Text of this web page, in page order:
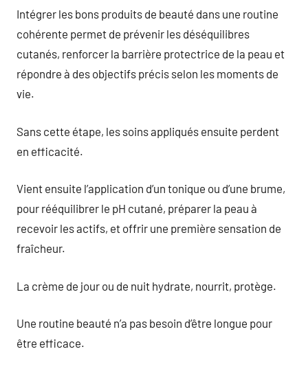
Intégrer les bons produits de beauté dans une routine
cohérente permet de prévenir les déséquilibres
cutanés, renforcer la barrière protectrice de la peau et
répondre à des objectifs précis selon les moments de
vie.
Sans cette étape, les soins appliqués ensuite perdent
en efficacité.
Vient ensuite l’application d’un tonique ou d’une brume,
pour rééquilibrer le pH cutané, préparer la peau à
recevoir les actifs, et offrir une première sensation de
fraîcheur.
La crème de jour ou de nuit hydrate, nourrit, protège.
Une routine beauté n’a pas besoin d’être longue pour
être efficace.